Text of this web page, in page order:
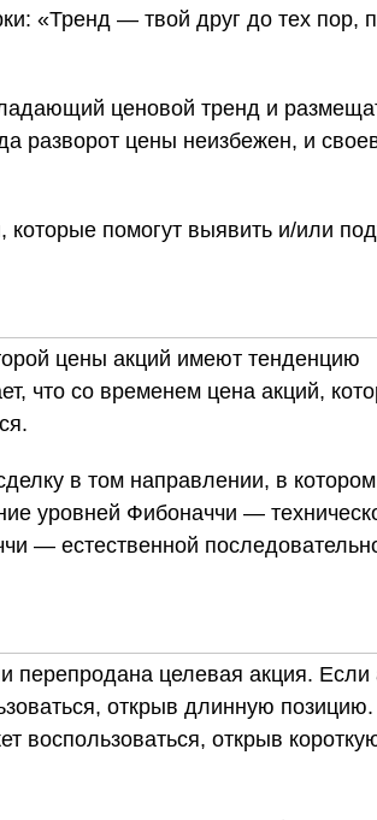
«Тренд — твой друг до тех пор,
ценовой тренд и
разворот цены неизбежен, и
помогут выявить и/или
цены акций имеют тенденцию
что со временем цена акций,
в том направлении, в котором
уровней Фибоначчи —
— естественной
перепродана целевая акция. Если
открыв длинную
воспользоваться, открыв